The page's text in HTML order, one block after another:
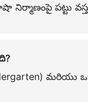
నిర్మాణంపై పట్టు
మరియు